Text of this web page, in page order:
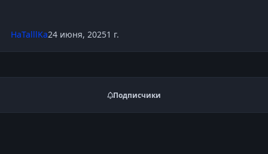
HaTalllKa24 июня, 20251 г.
Подписчики